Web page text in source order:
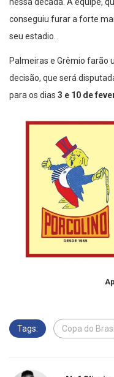
nessa década. A equipe,
conseguiu furar a forte
seu estadio.
Palmeiras e Grêmio farão
decisão, que será
para os dias 3 e 10 de
Tags: Copa do